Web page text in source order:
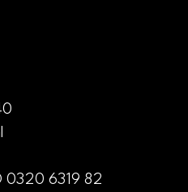
0320 6319 82